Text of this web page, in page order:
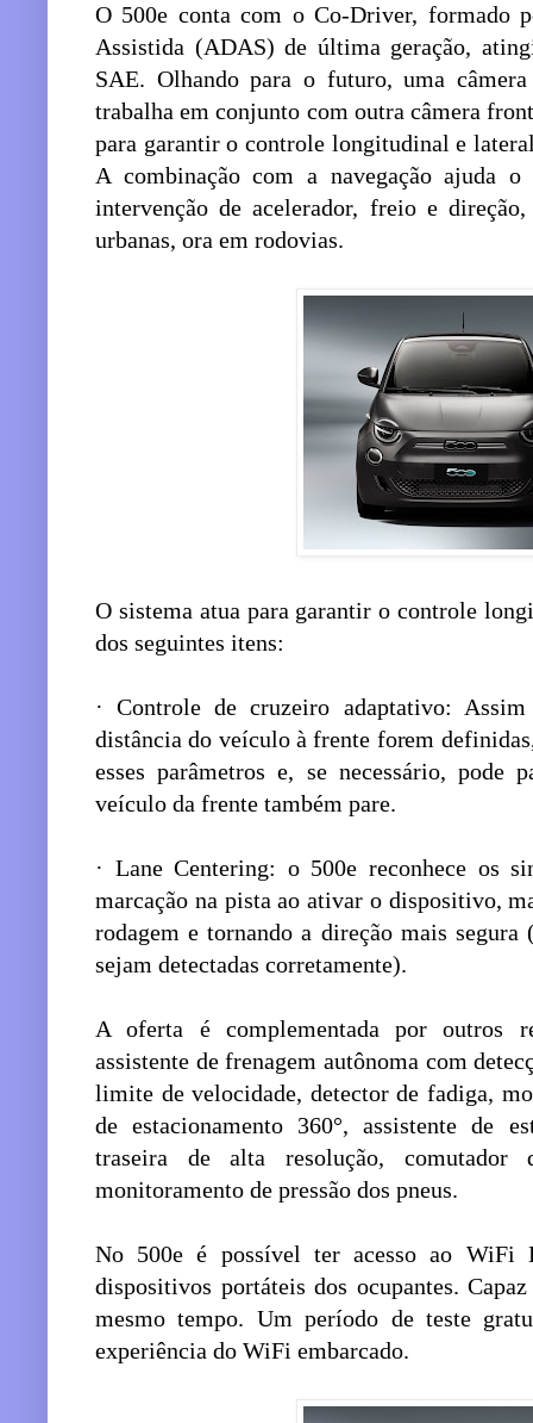
O 500e conta com o Co-Driver, formado
Assistida (ADAS) de última geração,
SAE. Olhando para o futuro, uma
trabalha em conjunto com outra câmera
para garantir o controle longitudinal e
A combinação com a navegação ajuda
intervenção de acelerador, freio e
urbanas, ora em rodovias.
O sistema atua para garantir o controle
dos seguintes itens:
· Controle de cruzeiro adaptativo:
distância do veículo à frente forem
esses parâmetros e, se necessário, pode
veículo da frente também pare.
· Lane Centering: o 500e reconhece os
marcação na pista ao ativar o dispositivo,
rodagem e tornando a direção mais segura
sejam detectadas corretamente).
A oferta é complementada por outros
assistente de frenagem autônoma com
limite de velocidade, detector de fadiga,
de estacionamento 360°, assistente de
traseira de alta resolução,
monitoramento de pressão dos pneus.
No 500e é possível ter acesso ao WiFi
dispositivos portáteis dos ocupantes.
mesmo tempo. Um período de teste
experiência do WiFi embarcado.